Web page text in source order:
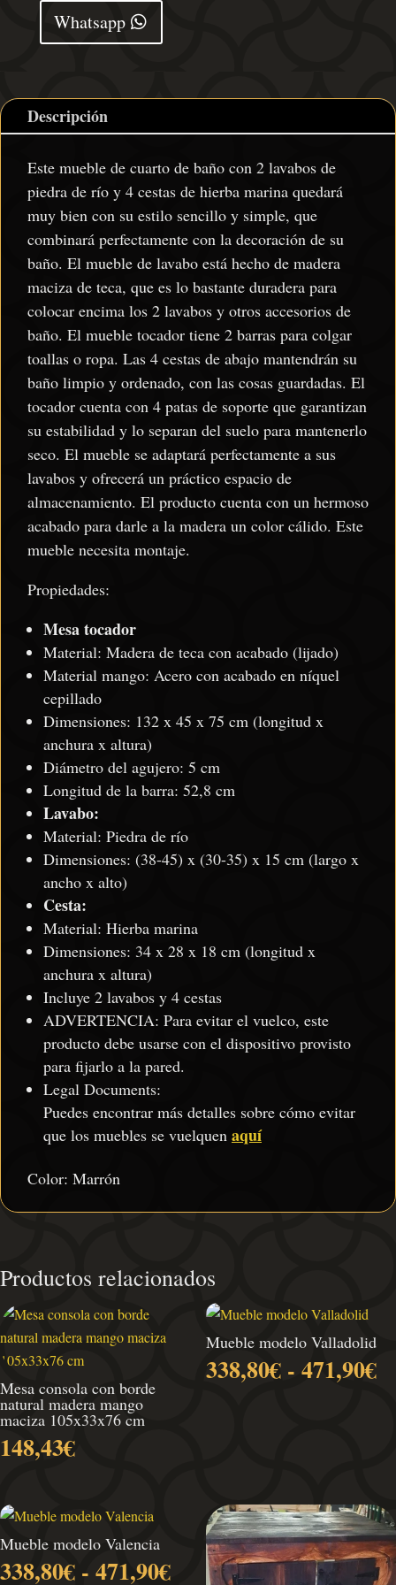
río
Whatsapp
Descripción
Este mueble de cuarto de baño con 2 lavabos de
piedra de río y 4 cestas de hierba marina quedará
muy bien con su estilo sencillo y simple, que
combinará perfectamente con la decoración de su
baño. El mueble de lavabo está hecho de madera
maciza de teca, que es lo bastante duradera para
colocar encima los 2 lavabos y otros accesorios de
baño. El mueble tocador tiene 2 barras para colgar
toallas o ropa. Las 4 cestas de abajo mantendrán su
baño limpio y ordenado, con las cosas guardadas. El
tocador cuenta con 4 patas de soporte que garantizan
su estabilidad y lo separan del suelo para mantenerlo
seco. El mueble se adaptará perfectamente a sus
lavabos y ofrecerá un práctico espacio de
almacenamiento. El producto cuenta con un hermoso
acabado para darle a la madera un color cálido. Este
mueble necesita montaje.
Propiedades:
Mesa tocador
Material: Madera de teca con acabado (lijado)
Material mango: Acero con acabado en níquel
cepillado
Dimensiones: 132 x 45 x 75 cm (longitud x
anchura x altura)
Diámetro del agujero: 5 cm
Longitud de la barra: 52,8 cm
Lavabo:
Material: Piedra de río
Dimensiones: (38-45) x (30-35) x 15 cm (largo x
ancho x alto)
Cesta:
Material: Hierba marina
Dimensiones: 34 x 28 x 18 cm (longitud x
anchura x altura)
Incluye 2 lavabos y 4 cestas
ADVERTENCIA: Para evitar el vuelco, este
producto debe usarse con el dispositivo provisto
para fijarlo a la pared.
Legal Documents:
Puedes encontrar más detalles sobre cómo evitar
que los muebles se vuelquen aquí
Color: Marrón
Productos relacionados
Mesa consola con borde
natural madera mango
maciza 105x33x76 cm
148,43€
Mueble modelo Valladolid
338,80€ - 471,90€
Mueble modelo Valencia
338,80€ - 471,90€Rango